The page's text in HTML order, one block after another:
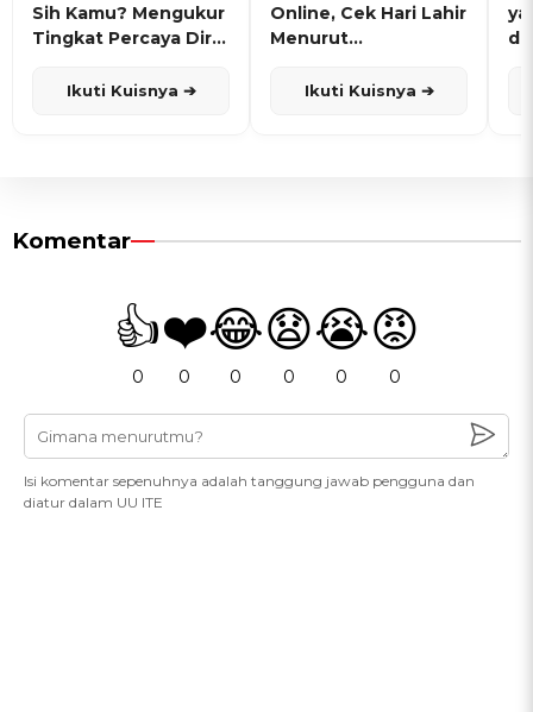
Sih Kamu? Mengukur
Tingkat Percaya Diri
Ikuti Kuisnya ➔
Online, Cek Hari Lahir
Menurut
Ikuti Kuisnya ➔
Komentar
👍
0
❤️
0
😂
0
😧
0
😭
0
😡
0
Isi komentar sepenuhnya adalah tanggung jawab pengguna dan
diatur dalam UU ITE